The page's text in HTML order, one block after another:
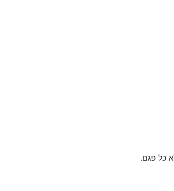
כל פגם.